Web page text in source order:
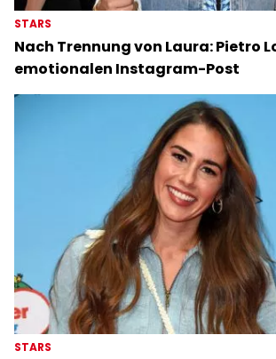
STARS
Nach Trennung von Laura: Pietro
emotionalen Instagram-Post
STARS